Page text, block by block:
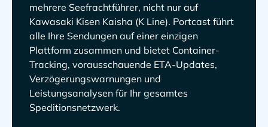
mehrere Seefrachtführer, nicht nur auf
. Portcast führt
alle Ihre Sendungen auf einer einzigen
Plattform zusammen und bietet Container-
Tracking, vorausschauende ETA-Updates,
Verzögerungswarnungen und
Leistungsanalysen für Ihr gesamtes
Speditionsnetzwerk.